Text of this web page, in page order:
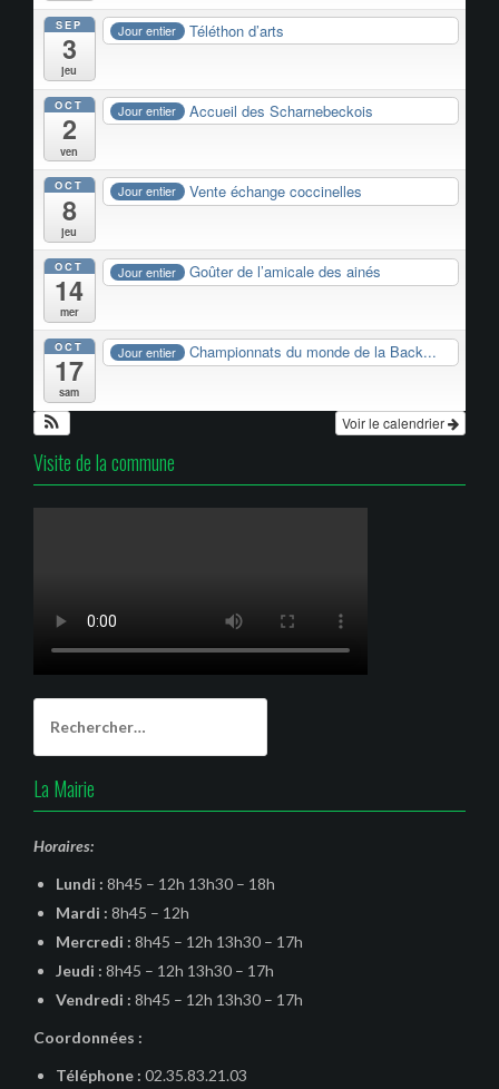
SEP
3
jeu
Jour entier Téléthon d’arts
OCT
2
ven
Jour entier Accueil des Scharnebeckois
OCT
8
jeu
Jour entier Vente échange coccinelles
OCT
14
mer
Jour entier Goûter de l’amicale des ainés
OCT
17
sam
Jour entier Championnats du monde de la Back...
Voir le calendrier
Visite de la commune
La Mairie
Horaires:
Lundi : 8h45 – 12h 13h30 – 18h
Mardi : 8h45 – 12h
Mercredi : 8h45 – 12h 13h30 – 17h
Jeudi : 8h45 – 12h 13h30 – 17h
Vendredi : 8h45 – 12h 13h30 – 17h
Coordonnées :
Téléphone : 02.35.83.21.03